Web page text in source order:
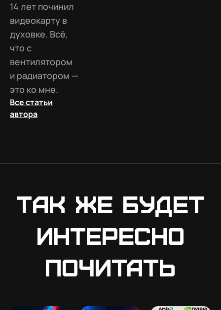
14 лет починил
видеокарту в
духовке. Всё,
что с
вентилятором
и радиатором —
это ко мне.
Все статьи
автора
Так же будет
интересно
почитать